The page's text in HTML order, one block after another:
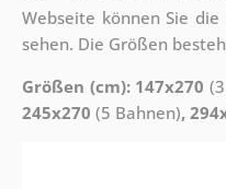
Webseite können Sie
sehen. Die Größen
Größen (cm): 147x270
245x270 (5 Bahnen),